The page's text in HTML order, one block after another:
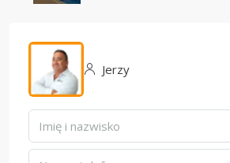
Jerzy